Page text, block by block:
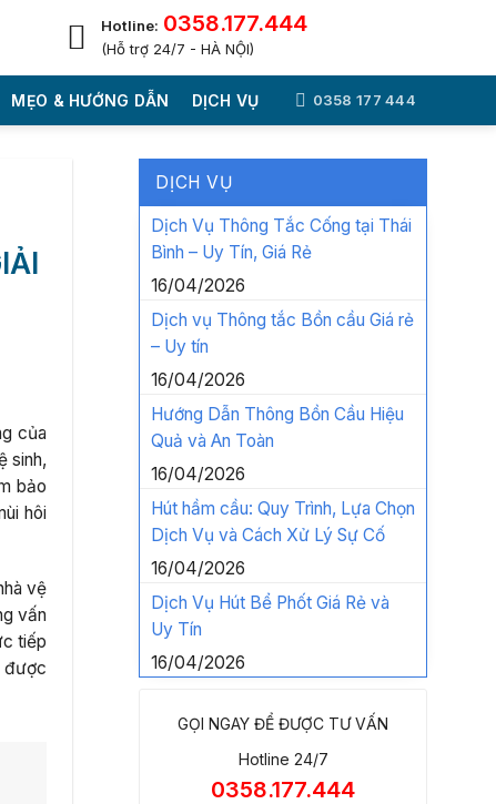
Hotline: 0358.177.444
(Hỗ trợ 24/7 - HÀ NỘI)
MẸO & HƯỚNG DẪN DỊCH VỤ 0358 177 444
của
sinh,
bảo
hôi
vệ
vấn
tiếp
được
DỊCH VỤ
Dịch Vụ Thông Tắc Cống tại Thái
Bình – Uy Tín, Giá Rẻ
16/04/2026
Dịch vụ Thông tắc Bồn cầu Giá rẻ
– Uy tín
16/04/2026
Hướng Dẫn Thông Bồn Cầu Hiệu
Quả và An Toàn
16/04/2026
Hút hầm cầu: Quy Trình, Lựa Chọn
Dịch Vụ và Cách Xử Lý Sự Cố
16/04/2026
Dịch Vụ Hút Bể Phốt Giá Rẻ và
Uy Tín
16/04/2026
GỌI NGAY ĐỂ ĐƯỢC TƯ VẤN
Hotline 24/7
0358.177.444